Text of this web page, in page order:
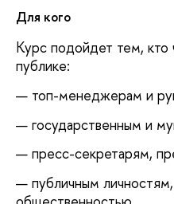
Для кого
Курс подойдет тем, кто
публике:
топ-менеджерам и
государственным и
пресс-секретарям,
публичным